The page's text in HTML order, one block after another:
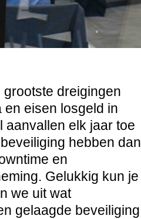
dreigingen
en eisen losgeld in
aanvallen elk jaar toe
hebben dan
en
Gelukkig kun je
we uit wat
gelaagde beveiliging